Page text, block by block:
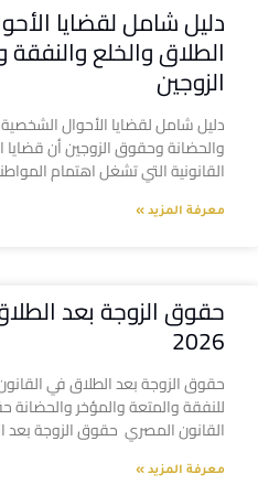
دليل شامل لقضايا
الطلاق والخلع
الزوجين
دليل شامل لقضايا الأحوال
والحضانة وحقوق الزوجين أن قضايا
القانونية التي تشغل اهتمام
معرفة المزيد »
حقوق الزوجة بعد
2026
للنفقة والمتعة والمؤخر
القانون المصري حقوق الزوجة بعد
معرفة المزيد »